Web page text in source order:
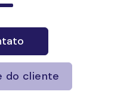
do cliente